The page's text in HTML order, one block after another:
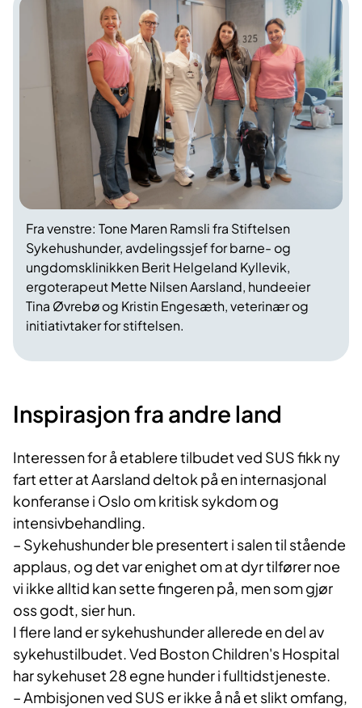
Fra venstre: Tone Maren Ramsli fra Stiftelsen
Sykehushunder, avdelingssjef for barne- og
ungdomsklinikken Berit Helgeland Kyllevik,
ergoterapeut Mette Nilsen Aarsland, hundeeier
Tina Øvrebø og Kristin Engesæth, veterinær og
initiativtaker for stiftelsen.
Inspirasjon fra andre land
Interessen for å etablere tilbudet ved SUS fikk ny
fart etter at Aarsland deltok på en internasjonal
konferanse i Oslo om kritisk sykdom og
intensivbehandling.
– Sykehushunder ble presentert i salen til stående
applaus, og det var enighet om at dyr tilfører noe
vi ikke alltid kan sette fingeren på, men som gjør
oss godt, sier hun.
I flere land er sykehushunder allerede en del av
sykehustilbudet. Ved Boston Children's Hospital
har sykehuset 28 egne hunder i fulltidstjeneste.
– Ambisjonen ved SUS er ikke å nå et slikt omfang,